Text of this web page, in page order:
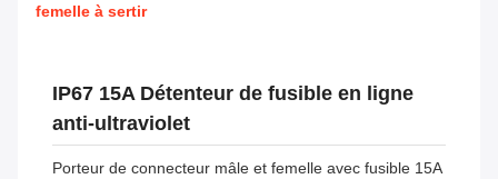
femelle à sertir
IP67 15A Détenteur de fusible en ligne
anti-ultraviolet
Porteur de connecteur mâle et femelle avec fusible 15A